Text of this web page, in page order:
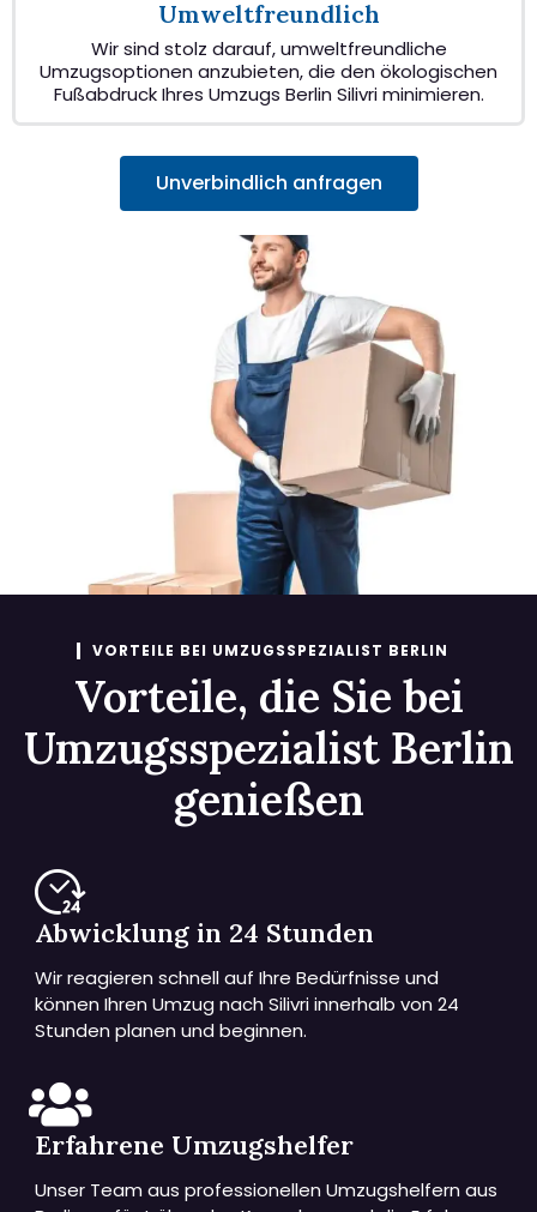
Umweltfreundlich
Wir sind stolz darauf, umweltfreundliche
Umzugsoptionen anzubieten, die den ökologischen
Fußabdruck Ihres Umzugs Berlin Silivri minimieren.
Unverbindlich anfragen
VORTEILE BEI UMZUGSSPEZIALIST BERLIN
Vorteile, die Sie bei
Umzugsspezialist Berlin
genießen
Abwicklung in 24 Stunden
Wir reagieren schnell auf Ihre Bedürfnisse und
können Ihren Umzug nach Silivri innerhalb von 24
Stunden planen und beginnen.
Erfahrene Umzugshelfer
Unser Team aus professionellen Umzugshelfern aus